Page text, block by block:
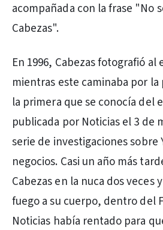
acompañada con la frase "No
Cabezas".
En 1996, Cabezas fotografió al
mientras este caminaba por
la primera que se conocía del
publicada por Noticias el 3 de
serie de investigaciones sobre
negocios. Casi un año más
Cabezas en la nuca dos
fuego a su cuerpo, dentro del
Noticias había rentado para